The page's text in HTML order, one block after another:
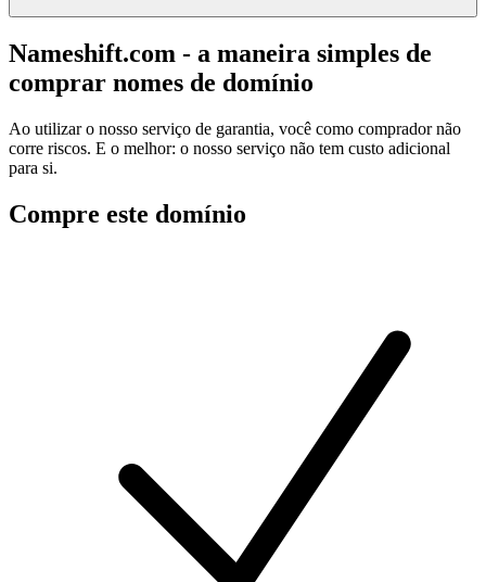
Nameshift.com - a maneira simples de
comprar nomes de domínio
Ao utilizar o nosso serviço de garantia, você como comprador não
corre riscos. E o melhor: o nosso serviço não tem custo adicional
para si.
Compre este domínio